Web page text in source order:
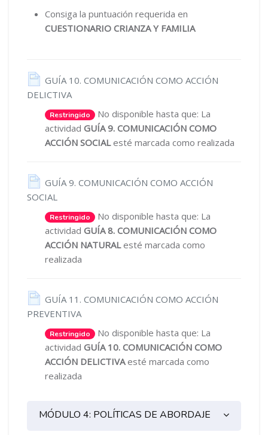
Consiga la puntuación requerida en
CUESTIONARIO CRIANZA Y FAMILIA
GUÍA 10. COMUNICACIÓN COMO ACCIÓN
DELICTIVAPágina
Restringido
No disponible hasta que: La
actividad GUÍA 9. COMUNICACIÓN COMO
ACCIÓN SOCIALesté marcada como realizada
GUÍA 9. COMUNICACIÓN COMO ACCIÓN
SOCIAL
Restringido
No disponible hasta que: La
actividad GUÍA 8. COMUNICACIÓN COMO
ACCIÓN NATURALesté marcada como
realizada
GUÍA 11. COMUNICACIÓN COMO ACCIÓN
PREVENTIVAPágina
Restringido
No disponible hasta que: La
actividad GUÍA 10. COMUNICACIÓN COMO
ACCIÓN DELICTIVAesté marcada como
realizada
MÓDULO 4: POLÍTICAS DE ABORDAJE